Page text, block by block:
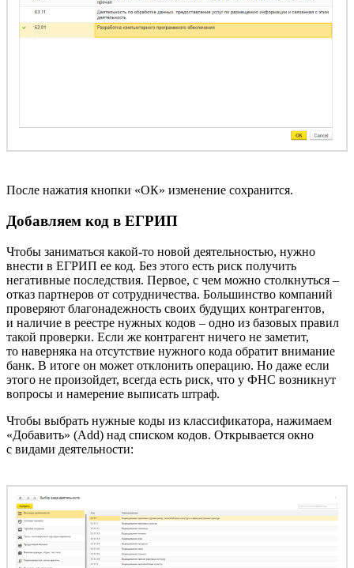
После нажатия кнопки «ОК» изменение сохранится.
Добавляем код в ЕГРИП
Чтобы заниматься какой-то новой деятельностью, нужно
внести в ЕГРИП ее код. Без этого есть риск получить
негативные последствия. Первое, с чем можно столкнуться –
отказ партнеров от сотрудничества. Большинство компаний
проверяют благонадежность своих будущих контрагентов,
и наличие в реестре нужных кодов – одно из базовых правил
такой проверки. Если же контрагент ничего не заметит,
то наверняка на отсутствие нужного кода обратит внимание
банк. В итоге он может отклонить операцию. Но даже если
этого не произойдет, всегда есть риск, что у ФНС возникнут
вопросы и намерение выписать штраф.
Чтобы выбрать нужные коды из классификатора, нажимаем
«Добавить» (Add) над списком кодов. Открывается окно
с видами деятельности: